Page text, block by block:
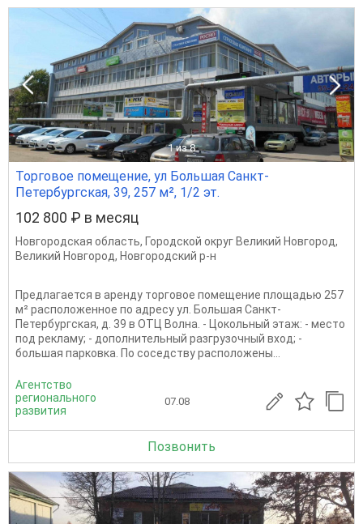
1 из 8
Торговое помещение, ул Большая Санкт-
Петербургская, 39, 257 м², 1/2 эт.
102 800 ₽ в месяц
Новгородская область, Городской округ Великий Новгород,
Великий Новгород, Новгородский р-н
Предлагается в аренду торговое помещение площадью 257
м² расположенное по адресу ул. Большая Санкт-
Петербургская, д. 39 в ОТЦ Волна. - Цокольный этаж: - место
под рекламу; - дополнительный разгрузочный вход; -
большая парковка. По соседству расположены...
Агентство
регионального
развития
07.08
Позвонить